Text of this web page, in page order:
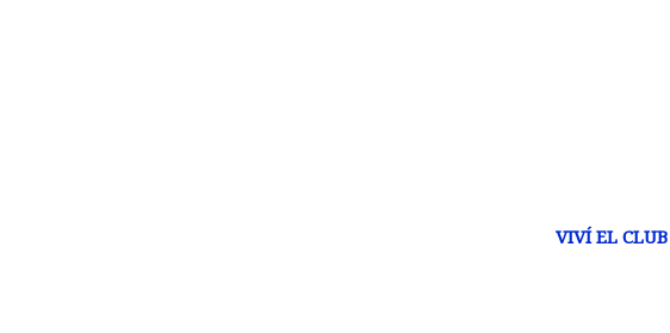
VIVÍ EL CLUB